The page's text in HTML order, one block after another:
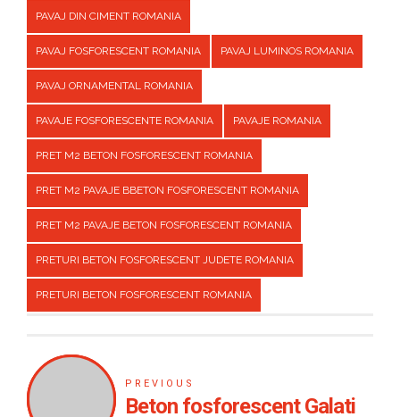
PAVAJ DIN CIMENT ROMANIA
PAVAJ FOSFORESCENT ROMANIA PAVAJ LUMINOS ROMANIA
PAVAJ ORNAMENTAL ROMANIA
PAVAJE FOSFORESCENTE ROMANIA PAVAJE ROMANIA
PRET M2 BETON FOSFORESCENT ROMANIA
PRET M2 PAVAJE BBETON FOSFORESCENT ROMANIA
PRET M2 PAVAJE BETON FOSFORESCENT ROMANIA
PRETURI BETON FOSFORESCENT JUDETE ROMANIA
PRETURI BETON FOSFORESCENT ROMANIA
PREVIOUS
Beton fosforescent Galati